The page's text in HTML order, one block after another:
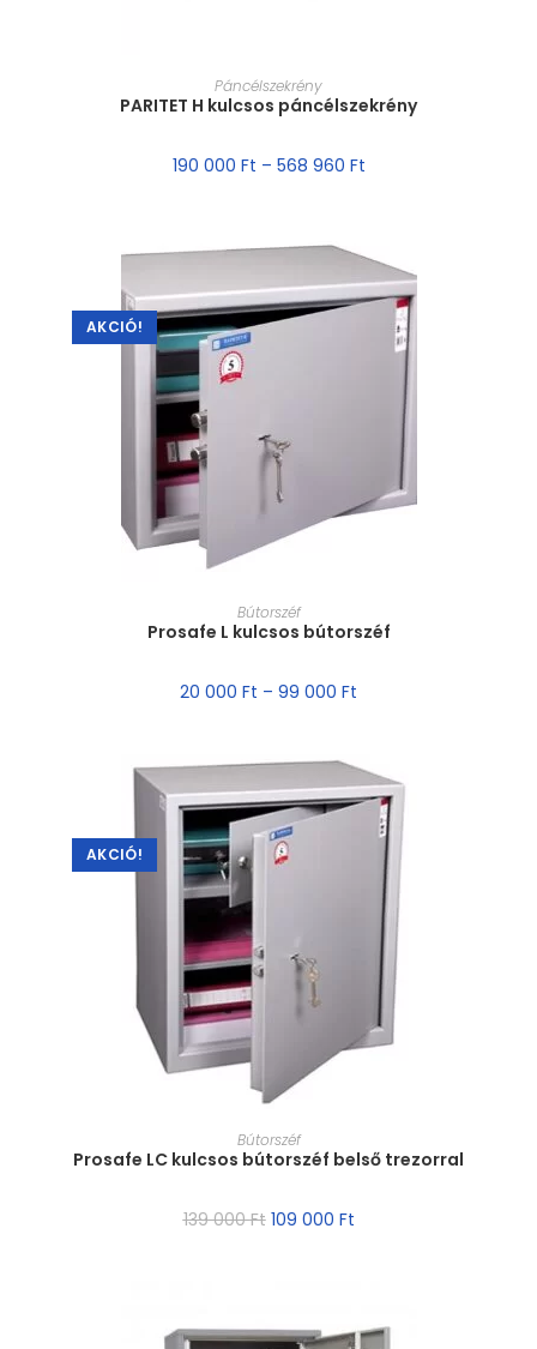
MÉRET VÁLASZTÁSA
Páncélszekrény
PARITET H kulcsos páncélszekrény
190 000 Ft – 568 960 Ft
AKCIÓ!
MÉRET VÁLASZTÁSA
Bútorszéf
Prosafe L kulcsos bútorszéf
20 000 Ft – 99 000 Ft
AKCIÓ!
MÉRET VÁLASZTÁSA
Bútorszéf
Prosafe LC kulcsos bútorszéf belső trezorral
139 000Ft 109 000 Ft